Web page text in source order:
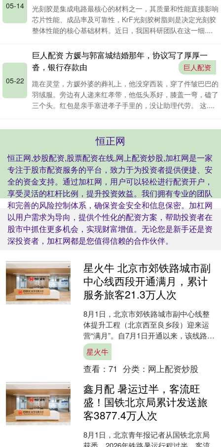
05-14
光刻胶是集成电路最核心的材料之一，其质量和性能直接影响
芯片性能、成品率及可靠性，KrF光刻胶树脂则是决定光刻胶
整体性能的核心基础材料。近日，我国科研团队在这一细....
05-22
巨人配资 方媛与郭富城结婚那年，协议写了厚厚一
沓，银行存款由
巨人配资
跪在灵堂，方媛外婆的葬礼上，他没穿西装，穿了件皱巴巴的
羽绒服。旁边有人递来红孝带，他低头系好，膝盖一弯，磕了
三个头。红包是亲手塞进孝子手里的，没让助理代劳。 这....
恒正网
恒正网,炒股配资,股票配资在线,网上配资炒股,加杠网是一家
专注于股市配资服务的平台，致力于为投资者提供便捷、安
全的资金支持。通过加杠网，用户可以轻松进行配资开户，
享受灵活的杠杆比例，提升投资效益。我们拥有专业的团队
和完善的风险控制体系，确保资金安全和信息保密。加杠网
以用户需求为导向，提供个性化的配资方案，帮助投资者在
股市中抓住更多机会，实现财富增值。无论您是新手还是资
深投资者，加杠网都是您值得信赖的合作伙伴。
星火牛 北京市郊铁路城市副
中心线西段开通满月，累计
服务旅客21.3万人次
8月1日，北京市郊铁路城市副中心线整
体提升工程（北京西至良乡段）迎来运
营“满月”。自7月1日开通以来，该线路已
累计服务旅客21.3万人次，同比增长
152.6%，....
星火牛
查看： 71 分类： 网上配资炒股
鑫月配 暑运过半，客流旺
盛！国铁北京局累计发送旅
客3877.4万人次
8月1日，北京青年报记者从国铁北京局